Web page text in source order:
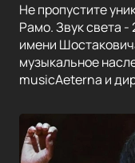
Не пропустите
Рамо. Звук света
имени
музыкальное
musicAeterna и